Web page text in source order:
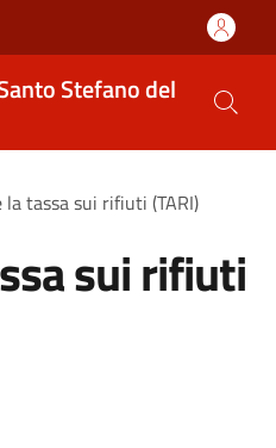
Stefano del
la tassa sui rifiuti (TARI)
sui rifiuti